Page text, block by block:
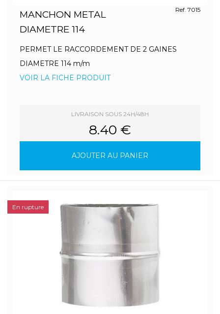
MANCHON METAL
DIAMETRE 114
Ref. 7015
PERMET LE RACCORDEMENT DE 2 GAINES
DIAMETRE 114 m/m
VOIR LA FICHE PRODUIT
LIVRAISON SOUS 24H/48H
8.40 €
AJOUTER AU PANIER
En rupture